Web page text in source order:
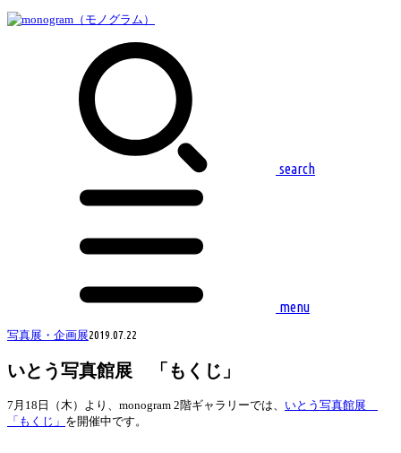
search
menu
写真展・企画展2019.07.22
いとう写真館展 「もくじ」
7月18日（木）より、monogram 2階ギャラリーでは、 いとう写真館展
「もくじ」 を開催中です。